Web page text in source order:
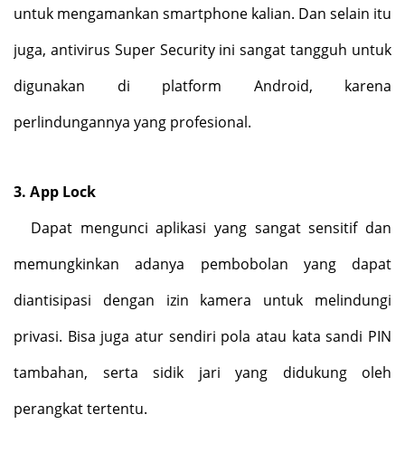
untuk mengamankan smartphone kalian. Dan selain itu
juga, antivirus Super Security ini sangat tangguh untuk
digunakan di platform Android, karena
perlindungannya yang profesional.
3. App Lock
Dapat mengunci aplikasi yang sangat sensitif dan
memungkinkan adanya pembobolan yang dapat
diantisipasi dengan izin kamera untuk melindungi
privasi. Bisa juga atur sendiri pola atau kata sandi PIN
tambahan, serta sidik jari yang didukung oleh
perangkat tertentu.